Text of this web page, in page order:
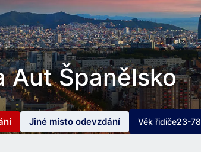
Aut Španělsko
Jiné místo odevzdání Věk řidiče23-78